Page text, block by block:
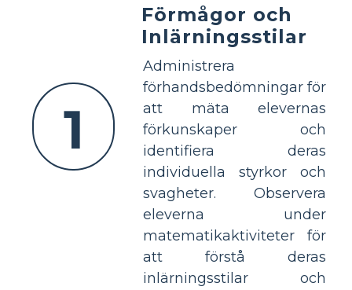
1
Förmågor och
Inlärningsstilar
Administrera
förhandsbedömningar för
att mäta elevernas
förkunskaper och
identifiera deras
individuella styrkor och
svagheter. Observera
eleverna under
matematikaktiviteter för
att förstå deras
inlärningsstilar och